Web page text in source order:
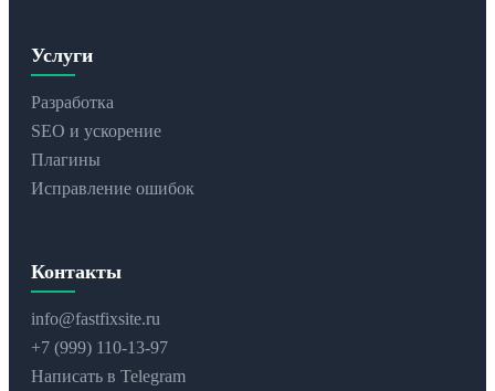
Услуги
Разработка
SEO и ускорение
Плагины
Исправление ошибок
Контакты
info@fastfixsite.ru
+7 (999) 110-13-97
Написать в Telegram